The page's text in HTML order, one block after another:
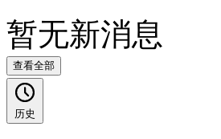
暂无新消息
查看全部
历史